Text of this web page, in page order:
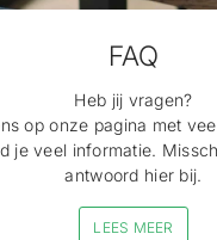
FAQ
Heb jij vragen?
op onze pagina met
je veel informatie.
antwoord hier bij.
LEES MEER